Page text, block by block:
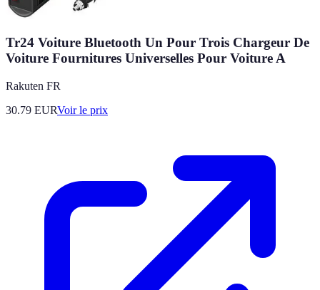
Tr24 Voiture Bluetooth Un Pour Trois Chargeur De
Voiture Fournitures Universelles Pour Voiture A
Rakuten FR
30.79 EURVoir le prix